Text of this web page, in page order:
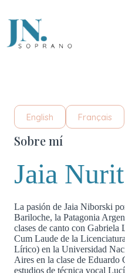
contenido
English Français
Sobre mí
Jaia
La pasión de Jaia Niborski
Bariloche, la Patagonia
clases de canto con Gabriela
Cum Laude de la
Lírico) en la Universidad
Aires en la clase de Eduardo
estudios de técnica vocal